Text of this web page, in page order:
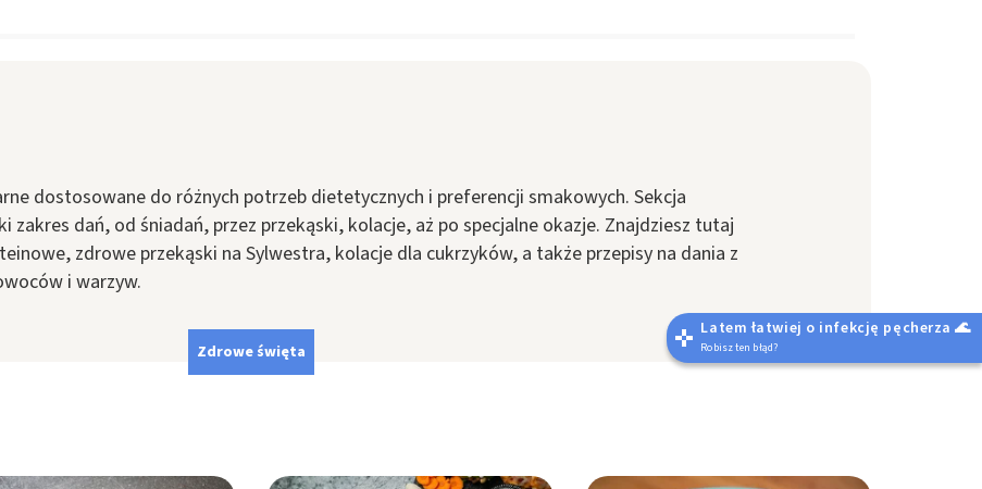
dostosowane do różnych potrzeb dietetycznych i preferencji smakowych. Sekcja
zakres dań, od śniadań, przez przekąski, kolacje, aż po specjalne okazje. Znajdziesz tutaj
zdrowe przekąski na Sylwestra, kolacje dla cukrzyków, a także przepisy na dania z
i warzyw.
Zdrowe święta
Latem łatwiej o infekcję pęcherza 🌊
Robisz ten błąd?